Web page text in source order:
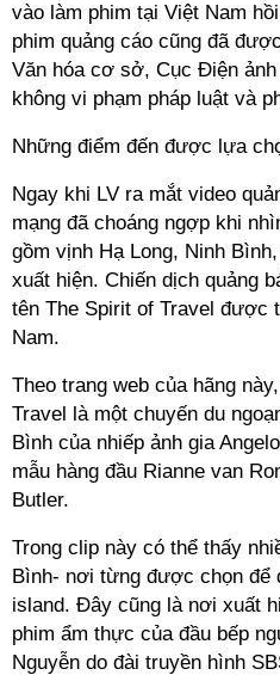
vào làm phim tại Việt Nam
phim quảng cáo cũng đã
Văn hóa cơ sở, Cục Điện
không vi phạm pháp luật và
Những điểm đến được lựa
Ngay khi LV ra mắt video
mạng đã choáng ngợp khi
gồm vịnh Hạ Long, Ninh
xuất hiện. Chiến dịch quảng
tên The Spirit of Travel được
Nam.
Theo trang web của hãng
Travel là một chuyến du
Bình của nhiếp ảnh gia
mẫu hàng đầu Rianne van
Butler.
Trong clip này có thể thấy
Bình- nơi từng được chọn để
island. Đây cũng là nơi xuất
phim ẩm thực của đầu bếp
Nguyễn do đài truyền hình